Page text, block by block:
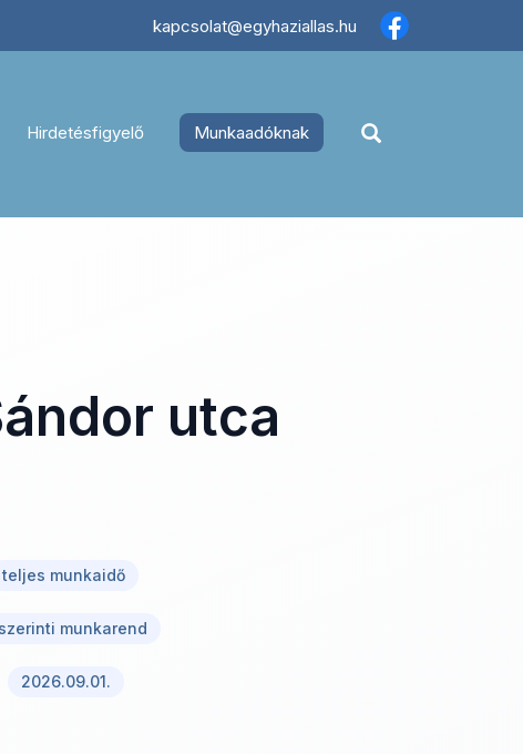
kapcsolat@egyhaziallas.hu
Hirdetésfigyelő Munkaadóknak
utca
teljes munkaidő
munkarend
2026.09.01.